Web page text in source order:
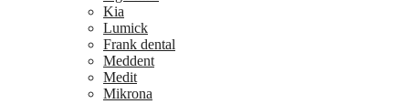
Kia
Lumick
Frank dental
Meddent
Medit
Mikrona